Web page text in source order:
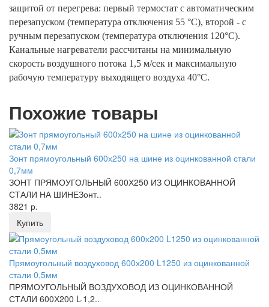
защитой от перегрева: первый термостат с автоматическим
перезапуском (температура отключения 55 °С), второй - с
ручным перезапуском (температура отключения 120°С).
Канальные нагреватели рассчитаны на минимальную
скорость воздушного потока 1,5 м/сек и максимальную
рабочую температуру выходящего воздуха 40°С.
Похожие товары
Зонт прямоугольный 600х250 на шине из оцинкованной стали
0,7мм
ЗОНТ ПРЯМОУГОЛЬНЫЙ 600Х250 ИЗ ОЦИНКОВАННОЙ
СТАЛИ НА ШИНЕЗонт..
3821 р.
Купить
Прямоугольный воздуховод 600х200 L1250 из оцинкованной
стали 0,5мм
ПРЯМОУГОЛЬНЫЙ ВОЗДУХОВОД ИЗ ОЦИНКОВАННОЙ
СТАЛИ 600Х200 L-1,2..